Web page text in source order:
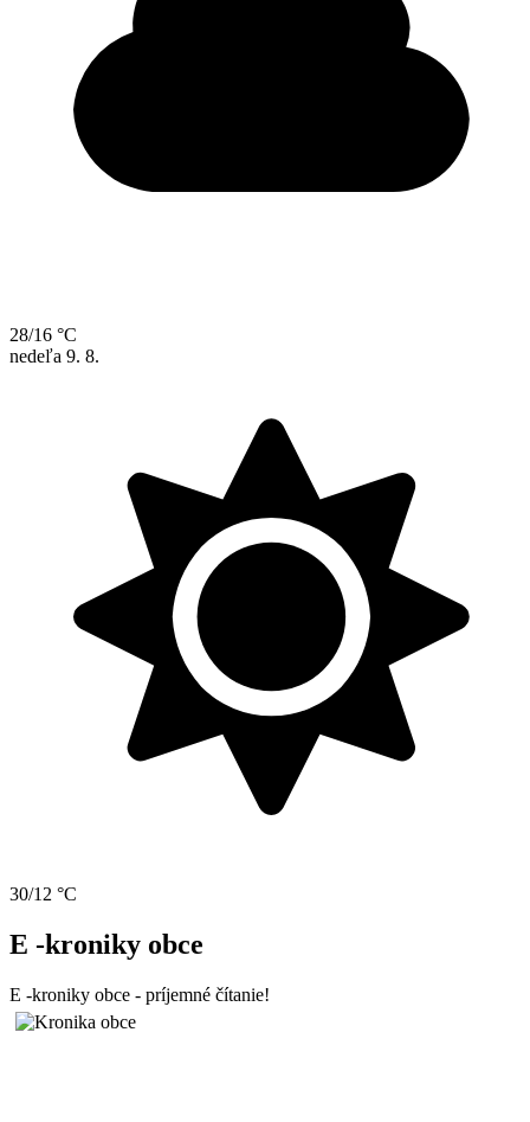
28/16 °C
nedeľa 9. 8.
30/12 °C
E -kroniky obce
E -kroniky obce - príjemné čítanie!